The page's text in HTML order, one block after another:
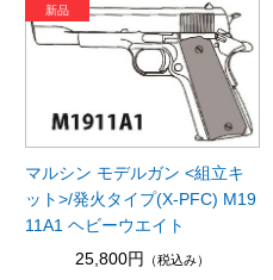
マルシン モデルガン <組立キ
ット>/発火タイプ(X-PFC) M19
11A1 ヘビーウエイト
25,800円
（税込み）